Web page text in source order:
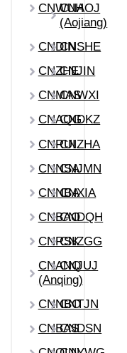
CNWUH
CNAOJ
(Aojiang)
CNDINCNSHE
CNZHE
CNJIN
CNMAS
CNWXI
CNAQG
CNDKZ
CNRUICNZHA
CNNSACNJMN
CNNBA
CNXIA
CNBAOCNDQH
CNRSKCNZGG
CNANQ
(Anqing)
CNJUJ
CNNBO
CNTJN
CNBASCNDSN